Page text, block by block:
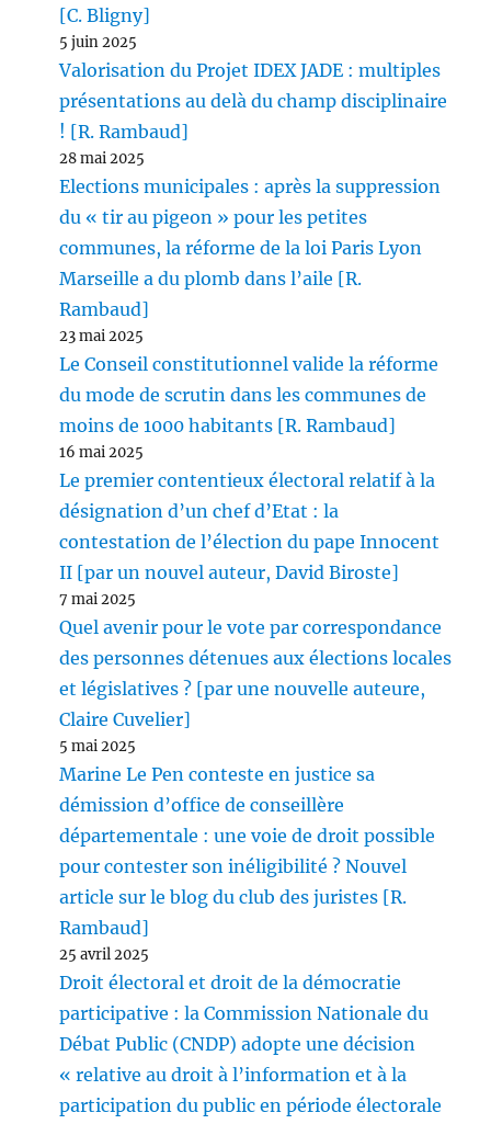
[C. Bligny]
5 juin 2025
Valorisation du Projet IDEX JADE : multiples
présentations au delà du champ disciplinaire
! [R. Rambaud]
28 mai 2025
Elections municipales : après la suppression
du « tir au pigeon » pour les petites
communes, la réforme de la loi Paris Lyon
Marseille a du plomb dans l’aile [R.
Rambaud]
23 mai 2025
Le Conseil constitutionnel valide la réforme
du mode de scrutin dans les communes de
moins de 1000 habitants [R. Rambaud]
16 mai 2025
Le premier contentieux électoral relatif à la
désignation d’un chef d’Etat : la
contestation de l’élection du pape Innocent
II [par un nouvel auteur, David Biroste]
7 mai 2025
Quel avenir pour le vote par correspondance
des personnes détenues aux élections locales
et législatives ? [par une nouvelle auteure,
Claire Cuvelier]
5 mai 2025
Marine Le Pen conteste en justice sa
démission d’office de conseillère
départementale : une voie de droit possible
pour contester son inéligibilité ? Nouvel
article sur le blog du club des juristes [R.
Rambaud]
25 avril 2025
Droit électoral et droit de la démocratie
participative : la Commission Nationale du
Débat Public (CNDP) adopte une décision
« relative au droit à l’information et à la
participation du public en période électorale